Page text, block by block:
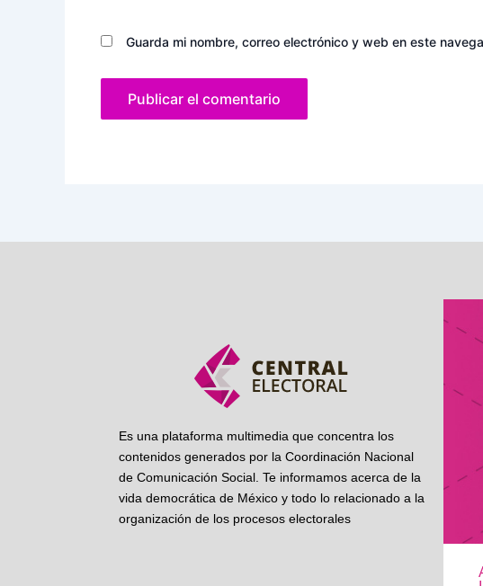
Guarda mi nombre, correo electrónico y web en este
Es una plataforma multimedia que concentra los
contenidos generados por la Coordinación Nacional
de Comunicación Social. Te informamos acerca de la
vida democrática de México y todo lo relacionado a la
organización de los procesos electorales